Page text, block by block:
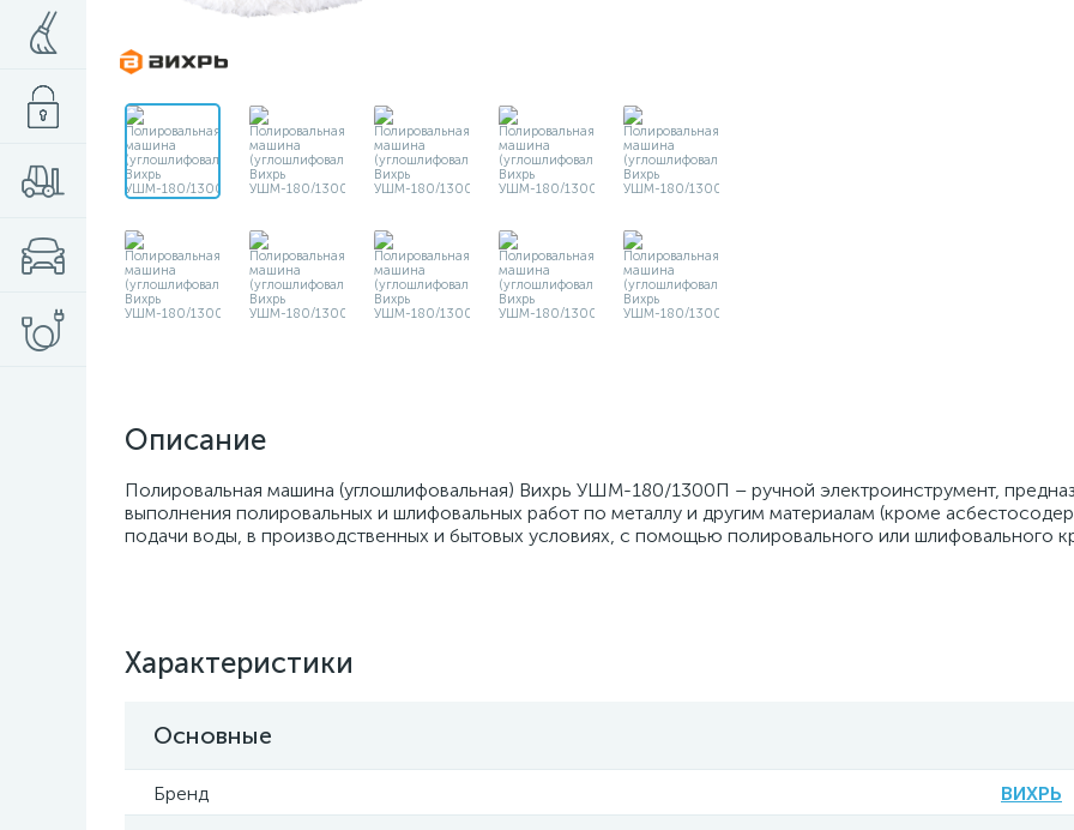
Описание
Полировальная машина (углошлифовальная) Вихрь УШМ-180/1300П – ручной электроинструмент,
выполнения полировальных и шлифовальных работ по металлу и другим материалам (кроме
подачи воды, в производственных и бытовых условиях, с помощью полировального или шлифовального
Характеристики
Основные
Бренд ВИХРЬ